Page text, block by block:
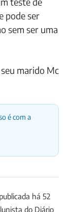
pode ser
sem ser uma
marido Mc
é com a
há 52
do Diário